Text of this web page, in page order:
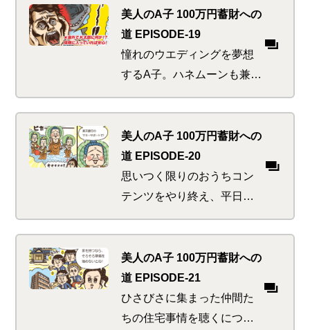
なきゃもったいない！たる
んでいたのはマネ活感度か
お腹の肉か！？
美人のA子 100万円蓄財への
道 EPISODE-19
憧れのウエディングを夢想
するA子。ハネムーンも兼ね
て一石二鳥なのはやっぱり
ハワイ。ハワイといえば巨
大サメ。巨大サメといえば
はく製。はく製といえば迫
りくる夫婦の危機！？
美人のA子 100万円蓄財への
道 EPISODE-20
思いつく限りのおうちコン
テンツをやり終え、平日の
昼間からゴロゴロ～のA子。
お金まわりの管理クイズに
正解できないようではマネ
活道失格であります。いま
すぐ始めるべき楽ちんすぎ
る方法とは？
美人のA子 100万円蓄財への
道 EPISODE-21
ひさびさに集まった仲間た
ちの住宅事情を聴くにつ